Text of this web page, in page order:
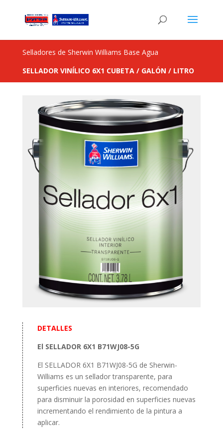
Selladores de Sherwin Williams Base Agua
SELLADOR VINÍLICO 6X1 CUBETA / GALÓN / LITRO
DETALLES
El SELLADOR 6X1 B71WJ08-5G
El SELLADOR 6X1 B71WJ08-5G de Sherwin-
Williams es un sellador transparente, para
superficies nuevas en interiores, recomendado
para disminuir la porosidad en superficies nuevas
incrementando el rendimiento de la pintura a
aplicar.